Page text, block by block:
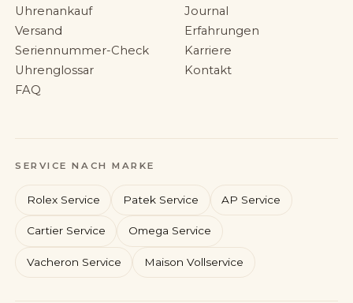
Uhrenankauf
Versand
Seriennummer-Check
Uhrenglossar
FAQ
Journal
Erfahrungen
Karriere
Kontakt
SERVICE NACH MARKE
Rolex Service Patek Service AP Service
Cartier Service Omega Service
Vacheron Service Maison Vollservice